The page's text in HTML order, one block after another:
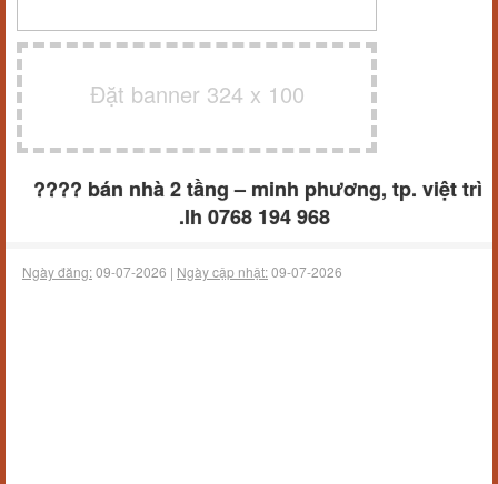
Đặt banner 324 x 100
???? bán nhà 2 tầng – minh phương, tp. việt trì
.lh 0768 194 968
Ngày đăng:09-07-2026 | Ngày cập nhật:09-07-2026